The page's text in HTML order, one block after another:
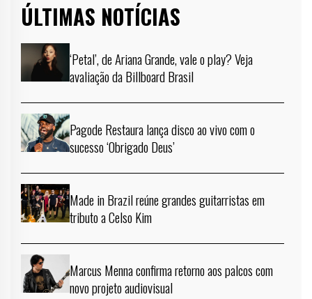
ÚLTIMAS NOTÍCIAS
‘Petal’, de Ariana Grande, vale o play? Veja
avaliação da Billboard Brasil
Pagode Restaura lança disco ao vivo com o
sucesso ‘Obrigado Deus’
Made in Brazil reúne grandes guitarristas em
tributo a Celso Kim
Marcus Menna confirma retorno aos palcos com
novo projeto audiovisual